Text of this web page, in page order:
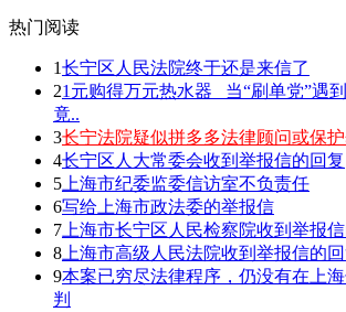
热门阅读
1长宁区人民法院终于还是来信了
21元购得万元热水器 _当“刷单党”遇
竟..
3长宁法院疑似拼多多法律顾问或保
4长宁区人大常委会收到举报信的回复
5 上海市纪委监委信访室不负责任
6写给上海市政法委的举报信
7 上海市长宁区人民检察院收到举报
8 上海市高级人民法院收到举报信的
9本案已穷尽法律程序，仍没有在上
判